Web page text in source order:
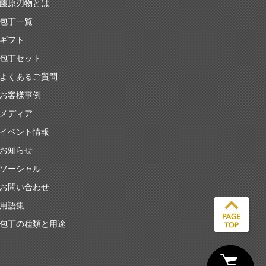
藤原刃物とは
包丁一覧
ギフト
包丁セット
よくあるご質問
お客様事例
メディア
イベント情報
お知らせ
ソーシャル
お問い合わせ
用語集
包丁の種類と用途